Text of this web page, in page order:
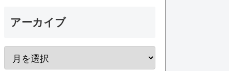
アーカイブ